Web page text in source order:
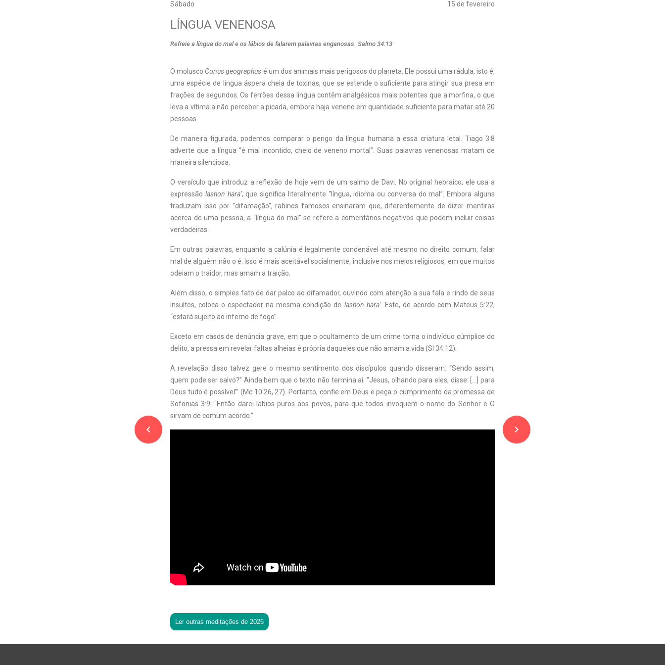
Sábado 15 de fevereiro
navigate_before
LÍNGUA VENENOSA
Refreie a língua do mal e os lábios de falarem palavras enganosas. Salmo 34:13
Omolusco Conus geographus é um dos animais mais perigosos do planeta. Ele possui uma rádula, isto é,
uma espécie de língua áspera cheia de toxinas, que se estende o suficiente para atingir sua presa em
frações de segundos. Os ferrões dessa língua contêm analgésicos mais potentes que a morfina, o que
leva a vítima a não perceber a picada, embora haja veneno em quantidade suficiente para matar até 20
pessoas.
De maneira figurada, podemos comparar o perigo da língua humana a essa criatura letal. Tiago 3:8
adverte que a língua “é mal incontido, cheio de veneno mortal”. Suas palavras venenosas matam de
maneira silenciosa.
O versículo que introduz a reflexão de hoje vem de um salmo de Davi. No original hebraico, ele usa a
expressão lashon hara’, que significa literalmente “língua, idioma ou conversa do mal”. Embora alguns
traduzam isso por “difamação”, rabinos famosos ensinaram que, diferentemente de dizer mentiras
acerca de uma pessoa, a “língua do mal” se refere a comentários negativos que podem incluir coisas
verdadeiras.
Em outras palavras, enquanto a calúnia é legalmente condenável até mesmo no direito comum, falar
mal de alguém não o é. Isso é mais aceitável socialmente, inclusive nos meios religiosos, em que muitos
odeiam o traidor, mas amam a traição.
Além disso, o simples fato de dar palco ao difamador, ouvindo com atenção a sua fala e rindo de seus
insultos, coloca o espectador na mesma condição de lashon hara’. Este, de acordo com Mateus 5:22,
“estará sujeito ao inferno de fogo”.
Exceto em casos de denúncia grave, em que o ocultamento de um crime torna o indivíduo cúmplice do
delito, a pressa em revelar faltas alheias é própria daqueles que não amam a vida (Sl 34:12).
A revelação disso talvez gere o mesmo sentimento dos discípulos quando disseram: “Sendo assim,
quem pode ser salvo?” Ainda bem que o texto não termina aí. “Jesus, olhando para eles, disse: […] para
Deus tudo é possível’” (Mc 10:26, 27). Portanto, confie em Deus e peça o cumprimento da promessa de
Sofonias 3:9: “Então darei lábios puros aos povos, para que todos invoquem o nome do Senhor e O
sirvam de comum acordo.”
Ler outras meditações de 2026
navigate_next